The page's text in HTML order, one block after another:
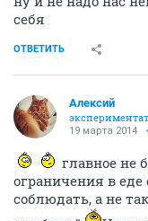
себя
ОТВЕТИТЬ
Алексий
19 марта 2014
главное не
ограничения в
соблюдать, а не